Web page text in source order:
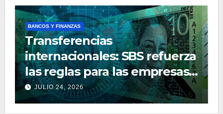
BANCOS Y FINANZAS
Transferencias
internacionales: SBS refuerza
las reglas para las empresas
de dinero electrónico
JULIO 24, 2026